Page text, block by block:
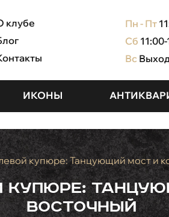
клубе
Пн - Пт
Сб
Вс
ИКОНЫ
купюре: Танцующий мост и
купюре:
Восточный